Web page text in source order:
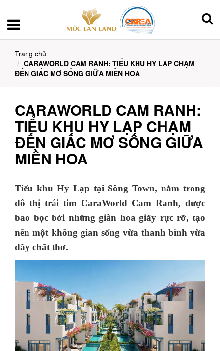
Trang chủ
CARAWORLD CAM RANH: TIỂU KHU HY LẠP CHẠM
ĐẾN GIẤC MƠ SỐNG GIỮA MIỀN HOA
CARAWORLD CAM RANH:
TIỂU KHU HY LẠP CHẠM
ĐẾN GIẤC MƠ SỐNG GIỮA
MIỀN HOA
Tiểu khu Hy Lạp tại Sông Town, nằm trong
đô thị trái tim CaraWorld Cam Ranh, được
bao bọc bởi những giàn hoa giấy rực rỡ, tạo
nên một không gian sống vừa thanh bình vừa
đầy chất thơ.